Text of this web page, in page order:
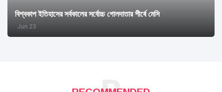
বিশ্বকাপ ইতিহাসের সর্বকালের সর্বোচ্চ গোলদাতার শীর্ষে মেসি
Jun 23